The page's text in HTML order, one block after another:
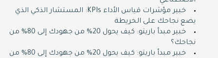
خبير مؤشرات قياس الأداء KPIs: المستشار الذكي الذي
يضع نجاحك على الخريطة
خبير مبدأ باريتو: كيف يحول 20% من جهودك إلى 80% من
نجاحك؟
خبير مبدأ باريتو: كيف يحول 20% من جهودك إلى 80% من